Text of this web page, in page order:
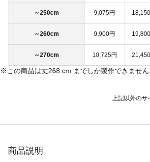
～250cm 9,075円
～260cm 9,900円
～270cm 10,725円
※この商品は丈268 cm までしか製作できません
上記以外のサ
商品説明